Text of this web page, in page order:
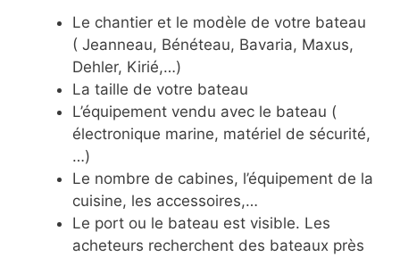
Le chantier et le modèle de votre bateau
( Jeanneau, Bénéteau, Bavaria, Maxus,
Dehler, Kirié,…)
La taille de votre bateau
L’équipement vendu avec le bateau (
électronique marine, matériel de sécurité,
…)
Le nombre de cabines, l’équipement de la
cuisine, les accessoires,…
Le port ou le bateau est visible. Les
acheteurs recherchent des bateaux près